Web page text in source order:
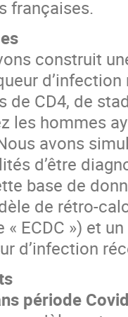
françaises.
construit
de CD4, de
les hommes
avons
d’être
base de
de rétro-
« ECDC ») et
d’infection
période